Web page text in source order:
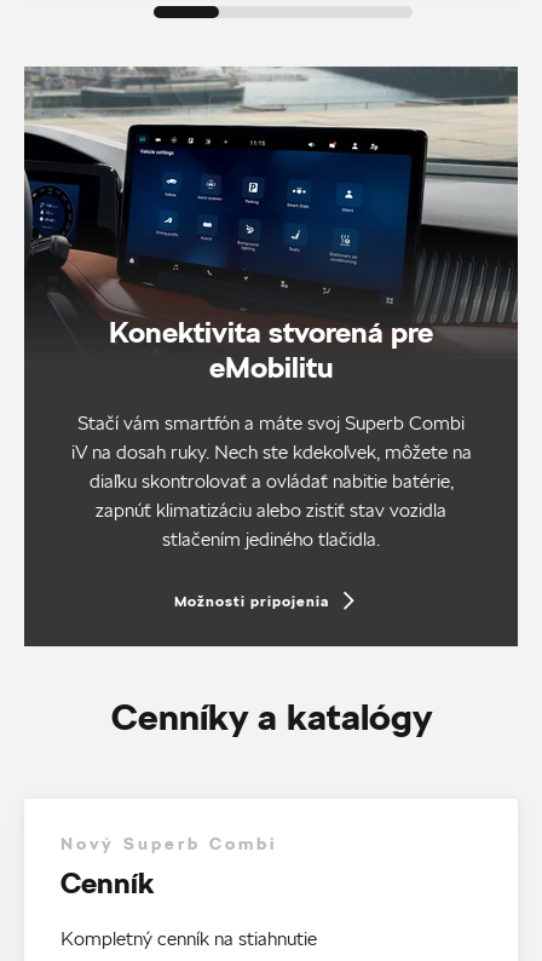
Konektivita stvorená pre
eMobilitu
Stačí vám smartfón a máte svoj Superb Combi
iV na dosah ruky. Nech ste kdekoľvek, môžete na
diaľku skontrolovať a ovládať nabitie batérie,
zapnúť klimatizáciu alebo zistiť stav vozidla
stlačením jediného tlačidla.
Možnosti pripojenia
Cenníky a katalógy
Nový Superb Combi
Cenník
Kompletný cenník na stiahnutie